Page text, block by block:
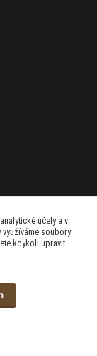
účely a v
soubory
kdykoli upravit